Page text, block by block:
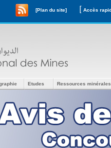
[Plan du site] [
Etudes Ressources minérales